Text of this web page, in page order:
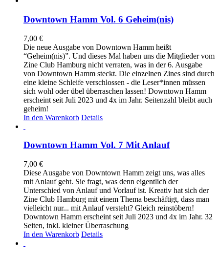
Downtown Hamm Vol. 6 Geheim(nis)
7,00 €
Die neue Ausgabe von Downtown Hamm heißt
“Geheim(nis)”. Und dieses Mal haben uns die Mitglieder vom
Zine Club Hamburg nicht verraten, was in der 6. Ausgabe
von Downtown Hamm steckt. Die einzelnen Zines sind durch
eine kleine Schleife verschlossen - die Leser*innen müssen
sich wohl oder übel überraschen lassen! Downtown Hamm
erscheint seit Juli 2023 und 4x im Jahr. Seitenzahl bleibt auch
geheim!
In den Warenkorb Details
Downtown Hamm Vol. 7 Mit Anlauf
7,00 €
Diese Ausgabe von Downtown Hamm zeigt uns, was alles
mit Anlauf geht. Sie fragt, was denn eigentlich der
Unterschied von Anlauf und Vorlauf ist. Kreativ hat sich der
Zine Club Hamburg mit einem Thema beschäftigt, dass man
vielleicht nur... mit Anlauf versteht? Gleich reinstöbern!
Downtown Hamm erscheint seit Juli 2023 und 4x im Jahr. 32
Seiten, inkl. kleiner Überraschung
In den Warenkorb Details